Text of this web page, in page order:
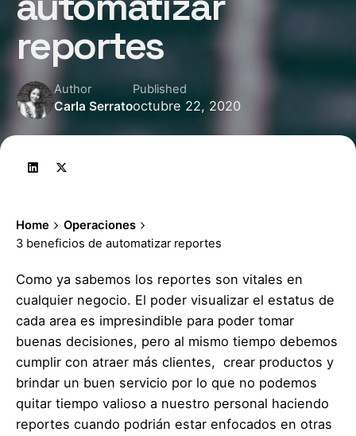
reportes
Author
Carla Serrato
Published
octubre 22, 2020
Home
Operaciones
3 beneficios de automatizar reportes
Como ya sabemos los reportes son vitales en
cualquier negocio. El poder visualizar el estatus de
cada area es impresindible para poder tomar
buenas decisiones, pero al mismo tiempo debemos
cumplir con atraer más clientes, crear productos y
brindar un buen servicio por lo que no podemos
quitar tiempo valioso a nuestro personal haciendo
reportes cuando podrián estar enfocados en otras